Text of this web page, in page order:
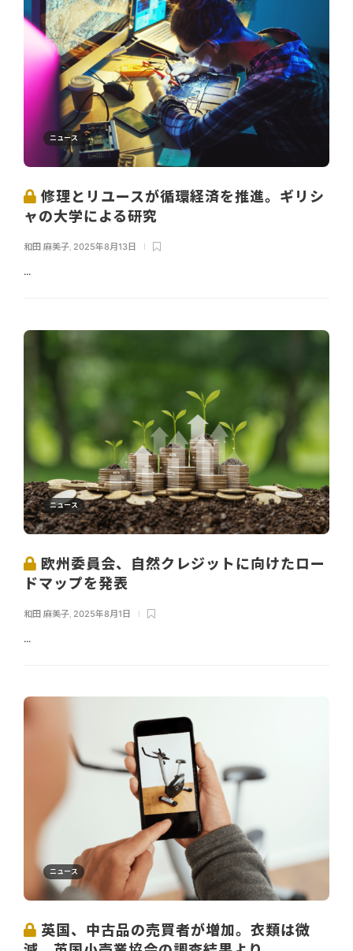
ニュース
修理とリユースが循環経済を推進。ギリシ
ャの大学による研究
和田 麻美子 2025年8月13日
...
ニュース
欧州委員会、自然クレジットに向けたロー
ドマップを発表
和田 麻美子 2025年8月1日
...
ニュース
英国、中古品の売買者が増加。衣類は微